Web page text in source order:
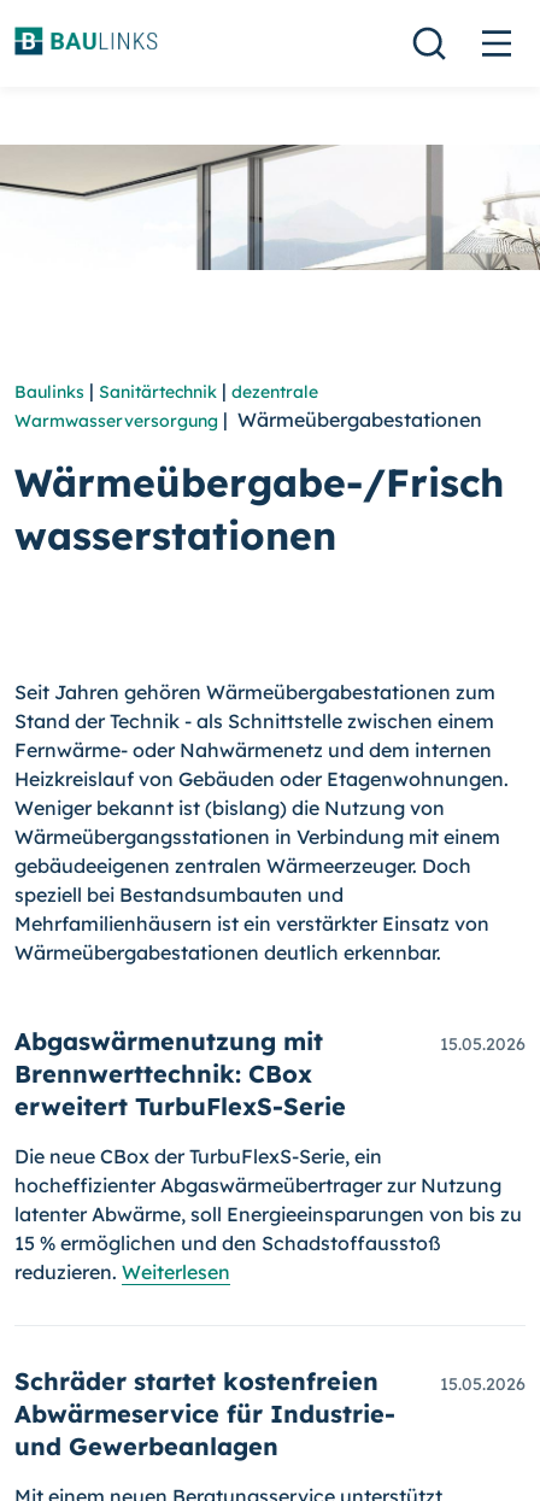
Baulinks | Sanitärtechnik | dezentrale
Warmwasserversorgung | Wärmeübergabestationen
Wärmeübergabe-/Frisch
wasserstationen
Seit Jahren gehören Wärme­übergabestationen zum
Stand der Technik - als Schnitt­stelle zwischen einem
Fernwärme- oder Nahwärmenetz und dem in­ternen
Heizkreislauf von Gebäuden oder Etagenwohnungen.
Weniger bekannt ist (bislang) die Nutzung von
Wärmeübergangsstationen in Verbindung mit ei­nem
gebäudeeigenen zentralen Wär­me­erzeuger. Doch
speziell bei Bestandsumbauten und
Mehrfamilienhäusern ist ein verstärkter Einsatz von
Wärmeüber­gabestationen deutlich erkennbar.
Abgaswärmenutzung mit
Brennwerttechnik: CBox
erweitert TurbuFlexS-Serie
15.05.2026
Die neue CBox der TurbuFlexS-Serie, ein
hocheffizienter Abgaswärmeübertrager zur Nutzung
latenter Abwärme, soll Energieeinsparungen von bis zu
15 % ermöglichen und den Schadstoffausstoß
reduzieren. Weiterlesen
Schräder startet kostenfreien
Abwärmeservice für Industrie-
und Gewerbeanlagen
15.05.2026